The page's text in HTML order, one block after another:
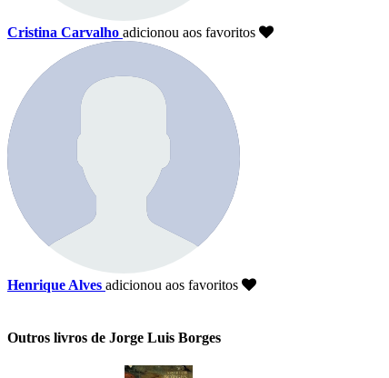
Cristina Carvalho adicionou aos favoritos
Henrique Alves adicionou aos favoritos
Outros livros de Jorge Luis Borges